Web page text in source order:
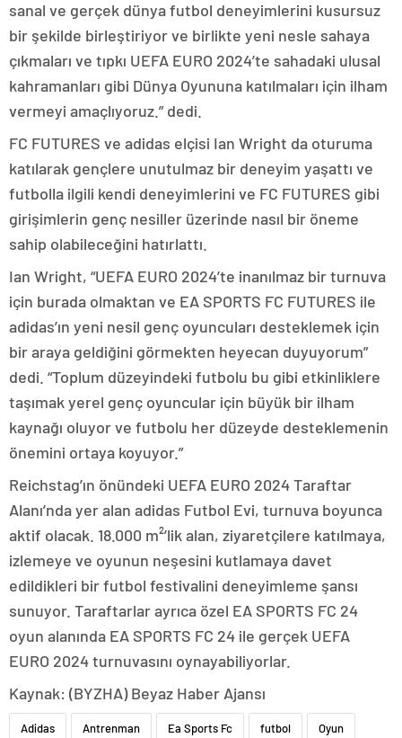
sanal ve gerçek dünya futbol deneyimlerini kusursuz
bir şekilde birleştiriyor ve birlikte yeni nesle sahaya
çıkmaları ve tıpkı UEFA EURO 2024’te sahadaki ulusal
kahramanları gibi Dünya Oyununa katılmaları için ilham
vermeyi amaçlıyoruz.” dedi.
FC FUTURES ve adidas elçisi Ian Wright da oturuma
katılarak gençlere unutulmaz bir deneyim yaşattı ve
futbolla ilgili kendi deneyimlerini ve FC FUTURES gibi
girişimlerin genç nesiller üzerinde nasıl bir öneme
sahip olabileceğini hatırlattı.
Ian Wright, “UEFA EURO 2024’te inanılmaz bir turnuva
için burada olmaktan ve EA SPORTS FC FUTURES ile
adidas’ın yeni nesil genç oyuncuları desteklemek için
bir araya geldiğini görmekten heyecan duyuyorum”
dedi. “Toplum düzeyindeki futbolu bu gibi etkinliklere
taşımak yerel genç oyuncular için büyük bir ilham
kaynağı oluyor ve futbolu her düzeyde desteklemenin
önemini ortaya koyuyor.”
Reichstag’ın önündeki UEFA EURO 2024 Taraftar
Alanı’nda yer alan adidas Futbol Evi, turnuva boyunca
aktif olacak. 18.000 m²’lik alan, ziyaretçilere katılmaya,
izlemeye ve oyunun neşesini kutlamaya davet
edildikleri bir futbol festivalini deneyimleme şansı
sunuyor. Taraftarlar ayrıca özel EA SPORTS FC 24
oyun alanında EA SPORTS FC 24 ile gerçek UEFA
EURO 2024 turnuvasını oynayabiliyorlar.
Kaynak: (BYZHA) Beyaz Haber Ajansı
Adidas Antrenman Ea Sports Fc futbol Oyun